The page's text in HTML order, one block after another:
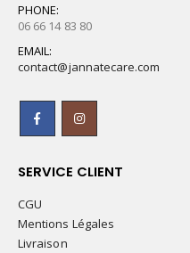
PHONE:
06 66 14 83 80
EMAIL:
contact@jannatecare.com
SERVICE CLIENT
CGU
Mentions Légales
Livraison